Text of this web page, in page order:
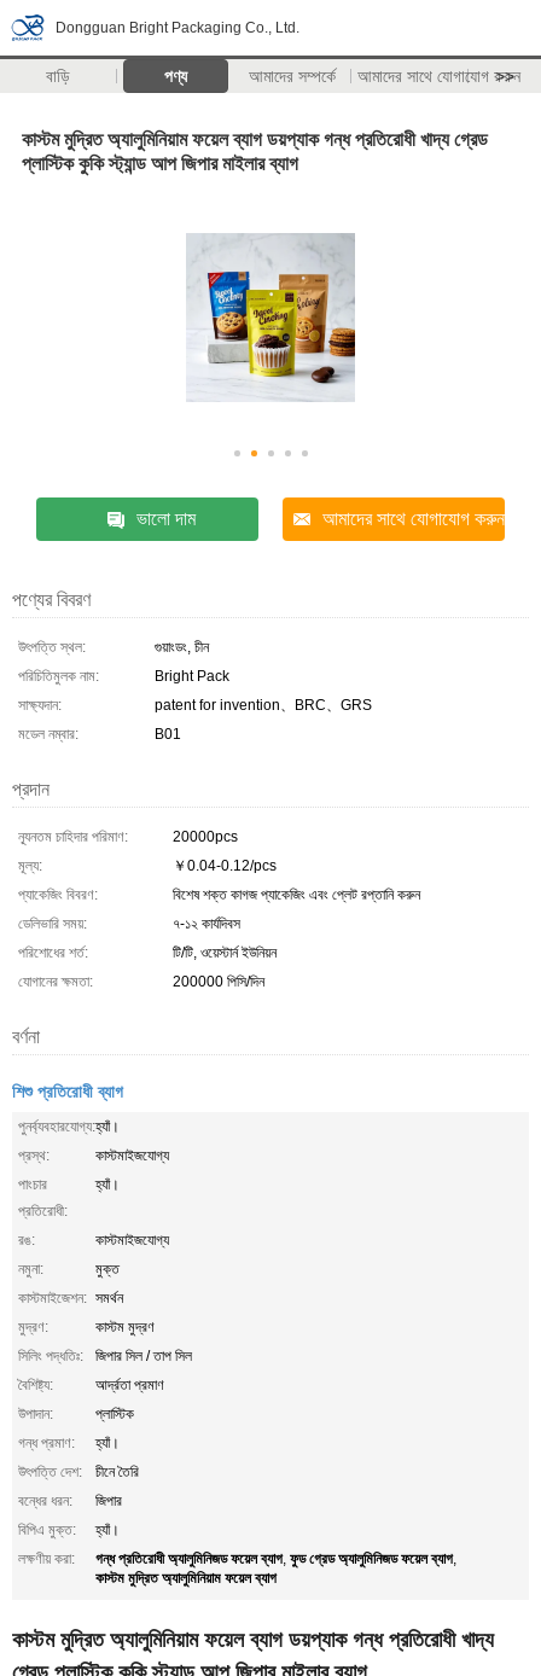
Dongguan Bright Packaging Co., Ltd.
বাড়ি পণ্য আমাদের সম্পর্কে আমাদের সাথে যোগাযোগ করুন
>>
কাস্টম মুদ্রিত অ্যালুমিনিয়াম ফয়েল ব্যাগ ডয়প্যাক গন্ধ প্রতিরোধী খাদ্য গ্রেড
প্লাস্টিক কুকি স্ট্যান্ড আপ জিপার মাইলার ব্যাগ
ভালো দাম আমাদের সাথে যোগাযোগ করুন
পণ্যের বিবরণ
উৎপত্তি স্থল:
গুয়াংডং, চীন
পরিচিতিমুলক নাম:
Bright Pack
সাক্ষ্যদান:
patent for invention、BRC、GRS
মডেল নম্বার:
B01
প্রদান
ন্যূনতম চাহিদার পরিমাণ:
20000pcs
মূল্য:
￥0.04-0.12/pcs
প্যাকেজিং বিবরণ:
বিশেষ শক্ত কাগজ প্যাকেজিং এবং প্লেট রপ্তানি করুন
ডেলিভারি সময়:
৭-১২ কার্যদিবস
পরিশোধের শর্ত:
টি/টি, ওয়েস্টার্ন ইউনিয়ন
যোগানের ক্ষমতা:
200000 পিসি/দিন
বর্ণনা
শিশু প্রতিরোধী ব্যাগ
পুনর্ব্যবহারযোগ্য:হ্যাঁ।
প্রস্থ:
কাস্টমাইজযোগ্য
পাংচার
প্রতিরোধী:
হ্যাঁ।
রঙ:
কাস্টমাইজযোগ্য
নমুনা:
মুক্ত
কাস্টমাইজেশন: সমর্থন
মুদ্রণ:
কাস্টম মুদ্রণ
সিলিং পদ্ধতিঃ:
জিপার সিল / তাপ সিল
বৈশিষ্ট্য:
আর্দ্রতা প্রমাণ
উপাদান:
প্লাস্টিক
গন্ধ প্রমাণ:
হ্যাঁ।
উৎপত্তি দেশ:
চীনে তৈরি
বন্ধের ধরন:
জিপার
বিপিএ মুক্ত:
হ্যাঁ।
লক্ষণীয় করা:
গন্ধ প্রতিরোধী অ্যালুমিনিজড ফয়েল ব্যাগ, ফুড গ্রেড অ্যালুমিনিজড ফয়েল ব্যাগ,
কাস্টম মুদ্রিত অ্যালুমিনিয়াম ফয়েল ব্যাগ
কাস্টম মুদ্রিত অ্যালুমিনিয়াম ফয়েল ব্যাগ ডয়প্যাক গন্ধ প্রতিরোধী খাদ্য